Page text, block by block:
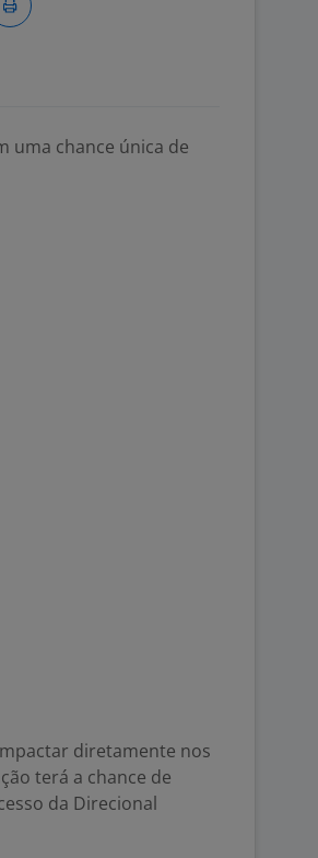
uma chance única de
diretamente nos
terá a chance de
da Direcional